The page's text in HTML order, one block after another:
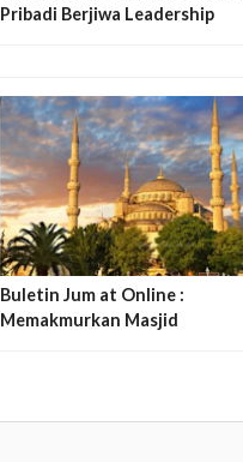
Pribadi Berjiwa Leadership
Buletin Jum at Online :
Memakmurkan Masjid